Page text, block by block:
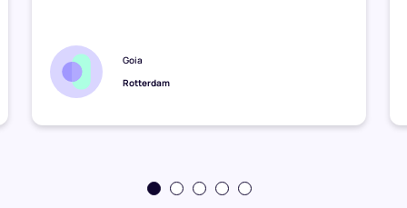
Goia
Rotterdam